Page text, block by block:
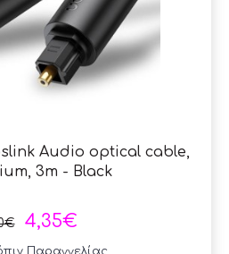
Audio optical cable,
3m - Black
4,35€
Παραγγελίας